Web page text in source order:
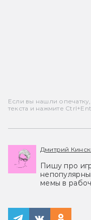
Если вы нашли
текста и нажмите
Дмитрий
Пишу про
мемы в